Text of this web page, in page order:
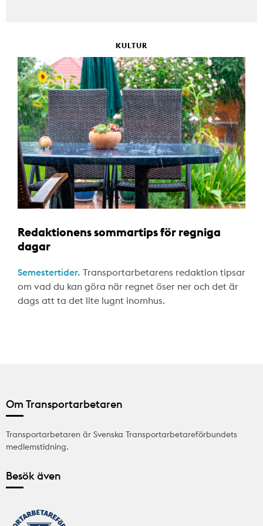
KULTUR
Redaktionens sommartips för regniga
dagar
Semestertider. Transportarbetarens redaktion tipsar
om vad du kan göra när regnet öser ner och det är
dags att ta det lite lugnt inomhus.
Om Transportarbetaren
Transportarbetaren är Svenska Transportarbetareförbundets
medlemstidning.
Besök även